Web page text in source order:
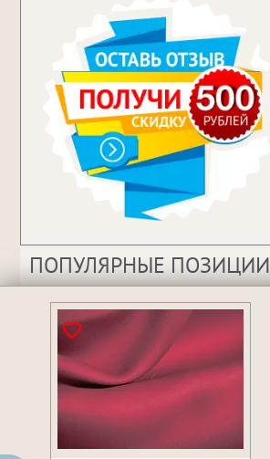
ПОПУЛЯРНЫЕ ПОЗИЦИИ